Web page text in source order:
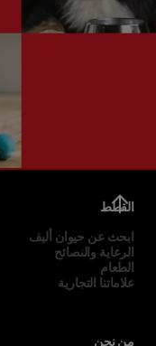
القطط
ابحث عن حيوان أليف
الرعاية والنصائح
الطعام
علاماتنا التجارية
من نحن